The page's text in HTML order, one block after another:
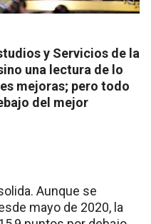
y Servicios de la
una lectura de lo
mejoras; pero todo
del mejor
Aunque se
mayo de 2020, la